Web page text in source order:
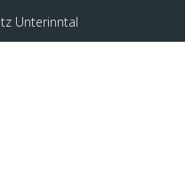
Unterinntal